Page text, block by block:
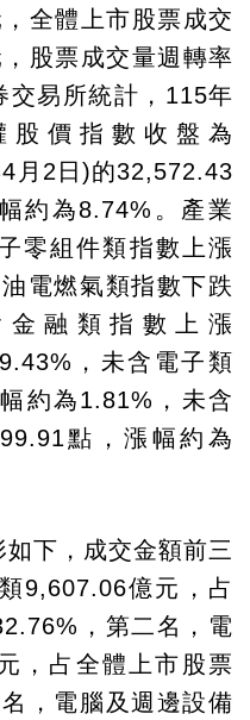
全體上市股票成交
股票成交量週轉率
交易所統計，115年
價指數收盤為
月2日)的32,572.43
約為8.74%。產業
零組件類指數上漲
電燃氣類指數下跌
金融類指數上漲
，未含電子類
約為1.81%，未含
點，漲幅約為
下，成交金額前三
9,607.06億元，占
，第二名，電
，占全體上市股票
，電腦及週邊設備